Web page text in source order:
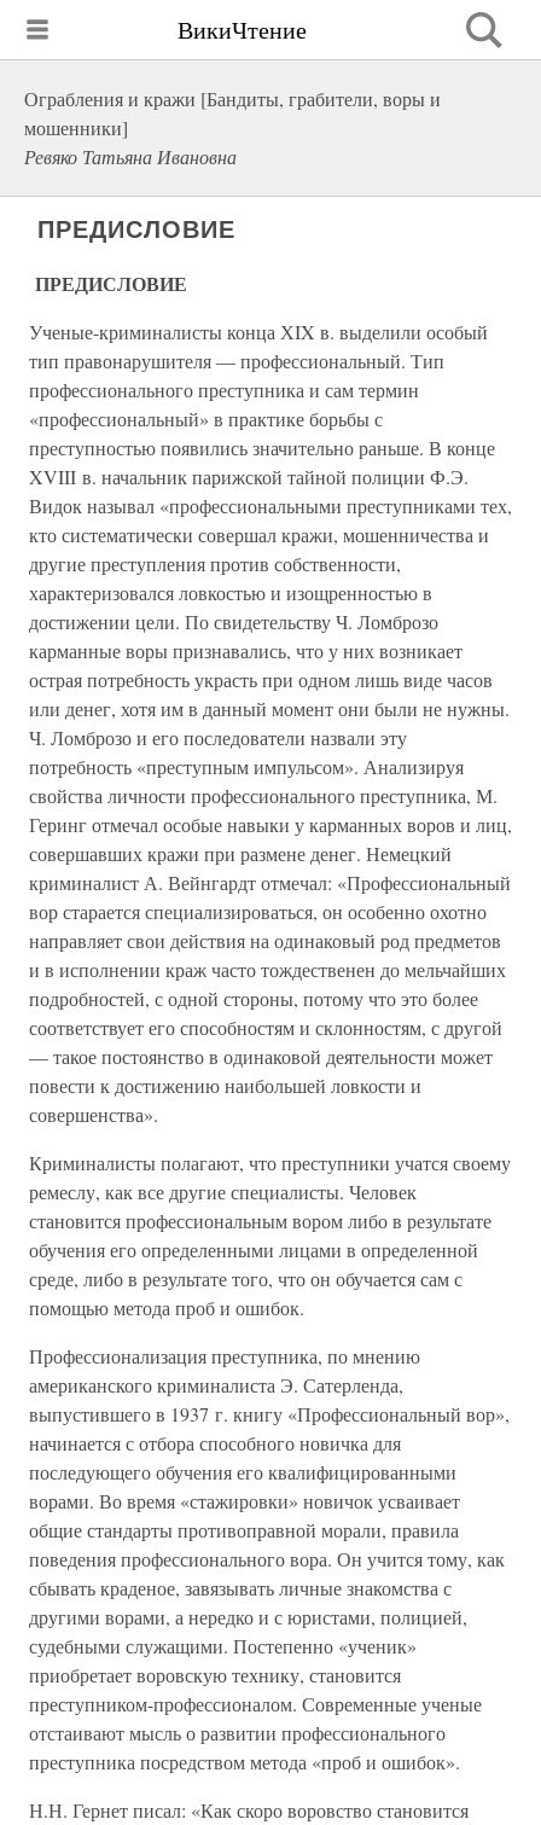
ВикиЧтение
Ограбления и кражи [Бандиты, грабители, воры и
мошенники]
Ревяко Татьяна Ивановна
ПРЕДИСЛОВИЕ
ПРЕДИСЛОВИЕ
Ученые-криминалисты конца ХIX в. выделили особый
тип правонарушителя — профессиональный. Тип
профессионального преступника и сам термин
«профессиональный» в практике борьбы с
преступностью появились значительно раньше. В конце
XVIII в. начальник парижской тайной полиции Ф.Э.
Видок называл «профессиональными преступниками тех,
кто систематически совершал кражи, мошенничества и
другие преступления против собственности,
характеризовался ловкостью и изощренностью в
достижении цели. По свидетельству Ч. Ломброзо
карманные воры признавались, что у них возникает
острая потребность украсть при одном лишь виде часов
или денег, хотя им в данный момент они были не нужны.
Ч. Ломброзо и его последователи назвали эту
потребность «преступным импульсом». Анализируя
свойства личности профессионального преступника, М.
Геринг отмечал особые навыки у карманных воров и лиц,
совершавших кражи при размене денег. Немецкий
криминалист А. Вейнгардт отмечал: «Профессиональный
вор старается специализироваться, он особенно охотно
направляет свои действия на одинаковый род предметов
и в исполнении краж часто тождественен до мельчайших
подробностей, с одной стороны, потому что это более
соответствует его способностям и склонностям, с другой
— такое постоянство в одинаковой деятельности может
повести к достижению наибольшей ловкости и
совершенства».
Криминалисты полагают, что преступники учатся своему
ремеслу, как все другие специалисты. Человек
становится профессиональным вором либо в результате
обучения его определенными лицами в определенной
среде, либо в результате того, что он обучается сам с
помощью метода проб и ошибок.
Профессионализация преступника, по мнению
американского криминалиста Э. Сатерленда,
выпустившего в 1937 г. книгу «Профессиональный вор»,
начинается с отбора способного новичка для
последующего обучения его квалифицированными
ворами. Во время «стажировки» новичок усваивает
общие стандарты противоправной морали, правила
поведения профессионального вора. Он учится тому, как
сбывать краденое, завязывать личные знакомства с
другими ворами, а нередко и с юристами, полицией,
судебными служащими. Постепенно «ученик»
приобретает воровскую технику, становится
преступником-профессионалом. Современные ученые
отстаивают мысль о развитии профессионального
преступника посредством метода «проб и ошибок».
Н.Н. Гернет писал: «Как скоро воровство становится